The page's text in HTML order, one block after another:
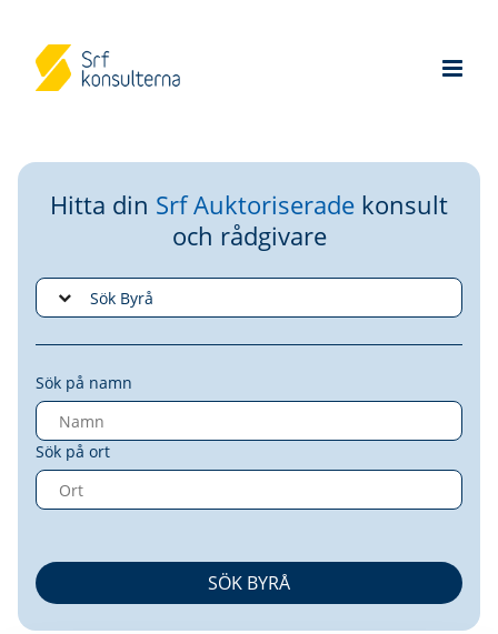
Hitta din Srf Auktoriserade konsult
och rådgivare
Sök på namn
Sök på ort